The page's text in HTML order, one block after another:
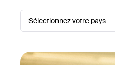
Sélectionnez votre pays